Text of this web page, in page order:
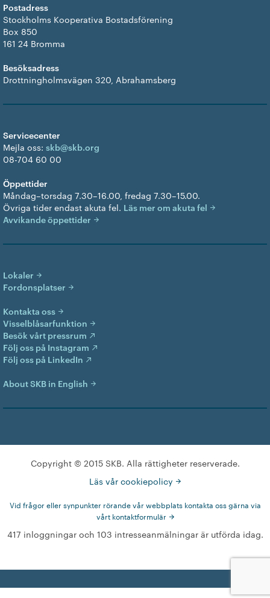
Postadress
Stockholms Kooperativa Bostadsförening
Box 850
161 24 Bromma
Besöksadress
Drottningholmsvägen 320, Abrahamsberg
Servicecenter
Mejla oss: skb@skb.org
08-704 60 00
Öppettider
Måndag–torsdag 7.30–16.00, fredag 7.30–15.00.
Övriga tider endast akuta fel. Läs mer om akuta fel
Avvikande öppettider
Lokaler
Fordonsplatser
Kontakta oss
Visselblåsarfunktion
Besök vårt pressrum
Följ oss på Instagram
Följ oss på LinkedIn
About SKB in English
Copyright © 2015 SKB. Alla rättigheter reserverade.
Läs vår cookiepolicy
Vid frågor eller synpunkter rörande vår webbplats kontakta oss gärna via
vårt kontaktformulär
417 inloggningar och 103 intresseanmälningar är utförda idag.